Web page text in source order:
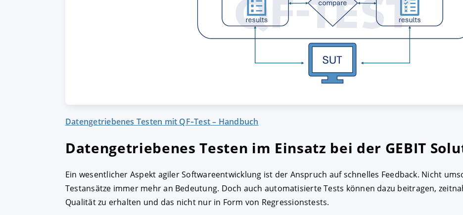
Datengetriebenes Testen mit QF‑Test – Handbuch
Datengetriebenes Testen im Einsatz bei der GEBIT
Ein wesentlicher Aspekt agiler Softwareentwicklung ist der Anspruch auf schnelles Feedback. Nicht
Testansätze immer mehr an Bedeutung. Doch auch automatisierte Tests können dazu beitragen,
Qualität zu erhalten und das nicht nur in Form von Regressionstests.